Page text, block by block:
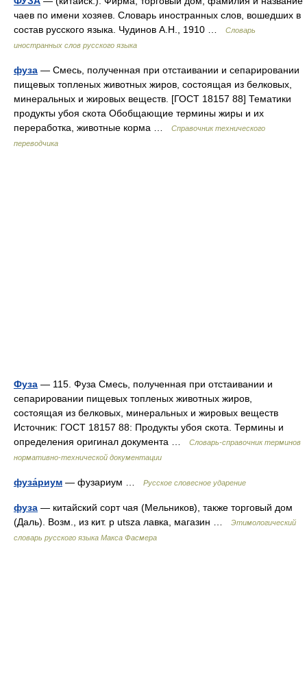
чаев по имени хозяев. Словарь иностранных слов, вошедших в
состав русского языка. Чудинов А.Н., 1910 …
Словарь
иностранных слов русского языка
фуза — Смесь, полученная при отстаивании и сепарировании
пищевых топленых животных жиров, состоящая из белковых,
минеральных и жировых веществ. [ГОСТ 18157 88] Тематики
продукты убоя скота Обобщающие термины жиры и их
переработка, животные корма …
Справочник технического
переводчика
Фуза — 115. Фуза Смесь, полученная при отстаивании и
сепарировании пищевых топленых животных жиров,
состоящая из белковых, минеральных и жировых веществ
Источник: ГОСТ 18157 88: Продукты убоя скота. Термины и
определения оригинал документа …
Словарь-справочник терминов
нормативно-технической документации
фуза́риум — фузариум … Русское словесное ударение
фуза — китайский сорт чая (Мельников), также торговый дом
(Даль). Возм., из кит. p utsza лавка, магазин …
Этимологический
словарь русского языка Макса Фасмера